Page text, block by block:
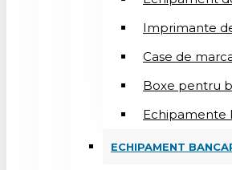
Imprimante
Case de
Boxe pentru
Echipamente
ECHIPAMENT